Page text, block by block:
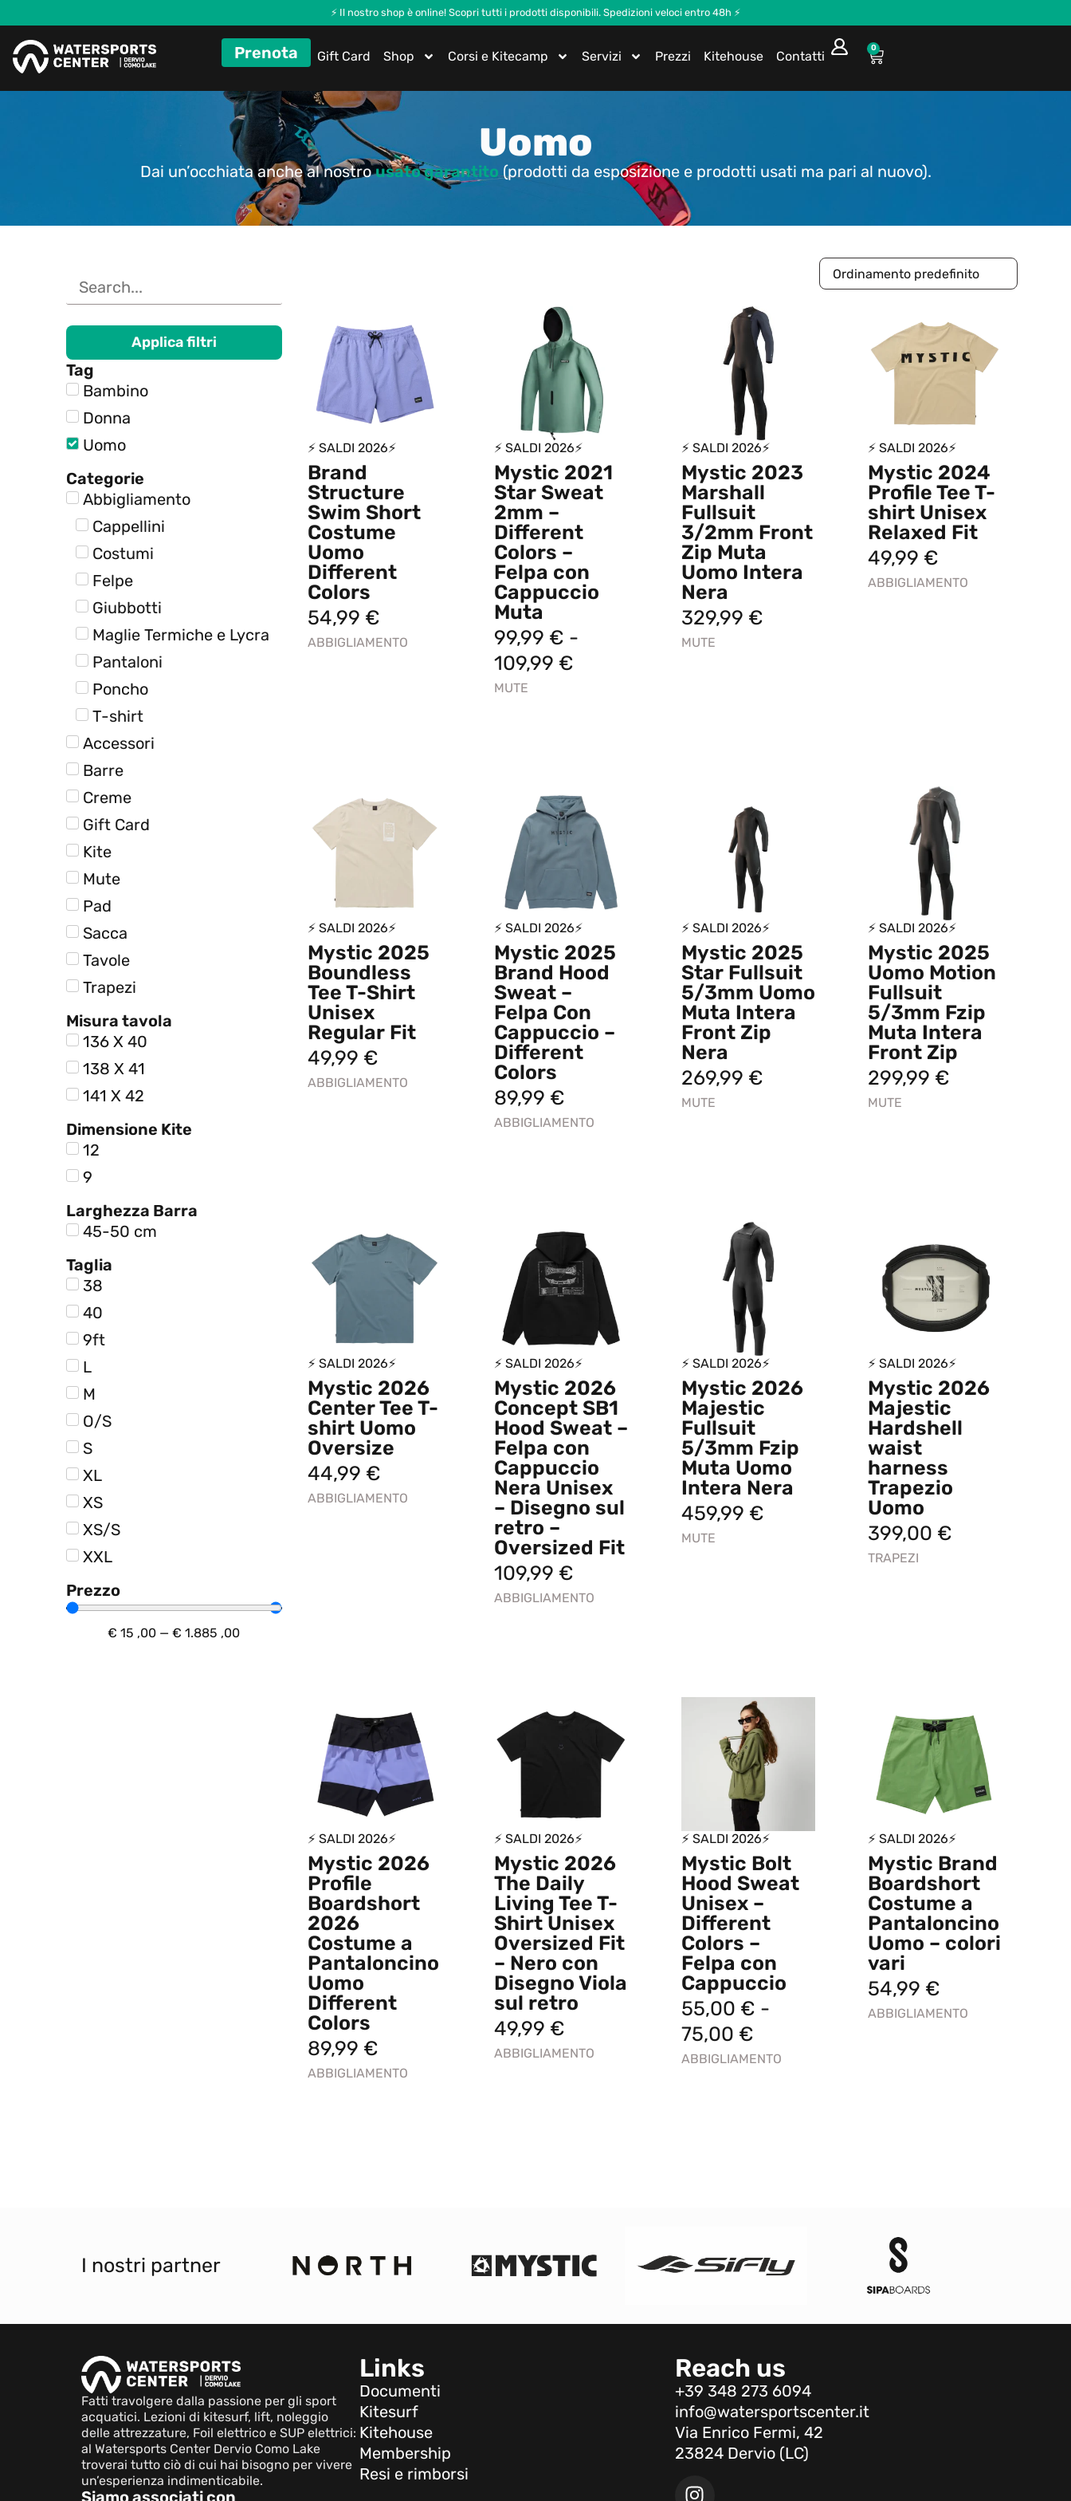
⚡ Il nostro shop è online! Scopri tutti i prodotti disponibili. Spedizioni veloci entro 48h ⚡
Prenota Gift Card Shop Corsi e Kitecamp Servizi Prezzi Kitehouse Contatti
0
Uomo
Dai un’occhiata anche al nostrousato garantito(prodotti da esposizione e prodotti usati ma pari al nuovo).
Applica filtri
Tag
Bambino
Donna
Uomo
Categorie
Abbigliamento
Cappellini
Costumi
Felpe
Giubbotti
Maglie Termiche e Lycra
Pantaloni
Poncho
T-shirt
Accessori
Barre
Creme
Gift Card
Kite
Mute
Pad
Sacca
Tavole
Trapezi
Misura tavola
136 X 40
138 X 41
141 X 42
Dimensione Kite
12
9
Larghezza Barra
45-50 cm
Taglia
38
40
9ft
L
M
O/S
S
XL
XS
XS/S
XXL
Prezzo
€ 15 ,00 —€ 1.885 ,00
⚡ SALDI 2026⚡
Brand
Structure
Swim Short
Costume
Uomo
Different
Colors
54,99 €
ABBIGLIAMENTO
⚡ SALDI 2026⚡
Mystic 2021
Star Sweat
2mm –
Different
Colors –
Felpa con
Cappuccio
Muta
99,99 € -
109,99 €
MUTE
⚡ SALDI 2026⚡
Mystic 2023
Marshall
Fullsuit
3/2mm Front
Zip Muta
Uomo Intera
Nera
329,99 €
MUTE
⚡ SALDI 2026⚡
Mystic 2024
Profile Tee T-
shirt Unisex
Relaxed Fit
49,99 €
ABBIGLIAMENTO
⚡ SALDI 2026⚡
Mystic 2025
Boundless
Tee T-Shirt
Unisex
Regular Fit
49,99 €
ABBIGLIAMENTO
⚡ SALDI 2026⚡
Mystic 2025
Brand Hood
Sweat –
Felpa Con
Cappuccio –
Different
Colors
89,99 €
ABBIGLIAMENTO
⚡ SALDI 2026⚡
Mystic 2025
Star Fullsuit
5/3mm Uomo
Muta Intera
Front Zip
Nera
269,99 €
MUTE
⚡ SALDI 2026⚡
Mystic 2025
Uomo Motion
Fullsuit
5/3mm Fzip
Muta Intera
Front Zip
299,99 €
MUTE
⚡ SALDI 2026⚡
Mystic 2026
Center Tee T-
shirt Uomo
Oversize
44,99 €
ABBIGLIAMENTO
⚡ SALDI 2026⚡
Mystic 2026
Concept SB1
Hood Sweat –
Felpa con
Cappuccio
Nera Unisex
– Disegno sul
retro –
Oversized Fit
109,99 €
ABBIGLIAMENTO
⚡ SALDI 2026⚡
Mystic 2026
Majestic
Fullsuit
5/3mm Fzip
Muta Uomo
Intera Nera
459,99 €
MUTE
⚡ SALDI 2026⚡
Mystic 2026
Majestic
Hardshell
waist
harness
Trapezio
Uomo
399,00 €
TRAPEZI
⚡ SALDI 2026⚡
Mystic 2026
Profile
Boardshort
2026
Costume a
Pantaloncino
Uomo
Different
Colors
89,99 €
ABBIGLIAMENTO
⚡ SALDI 2026⚡
Mystic 2026
The Daily
Living Tee T-
Shirt Unisex
Oversized Fit
– Nero con
Disegno Viola
sul retro
49,99 €
ABBIGLIAMENTO
⚡ SALDI 2026⚡
Mystic Bolt
Hood Sweat
Unisex –
Different
Colors –
Felpa con
Cappuccio
55,00 € -
75,00 €
ABBIGLIAMENTO
⚡ SALDI 2026⚡
Mystic Brand
Boardshort
Costume a
Pantaloncino
Uomo – colori
vari
54,99 €
ABBIGLIAMENTO
I nostri partner
Fatti travolgere dalla passione per gli sport
acquatici. Lezioni di kitesurf, lift, noleggio
delle attrezzature, Foil elettrico e SUP elettrici:
al Watersports Center Dervio Como Lake
troverai tutto ciò di cui hai bisogno per vivere
un’esperienza indimenticabile.
Siamo associati con
Links
Documenti
Kitesurf
Kitehouse
Membership
Resi e rimborsi
Reach us
+39 348 273 6094
info@watersportscenter.it
Via Enrico Fermi, 42
23824 Dervio (LC)